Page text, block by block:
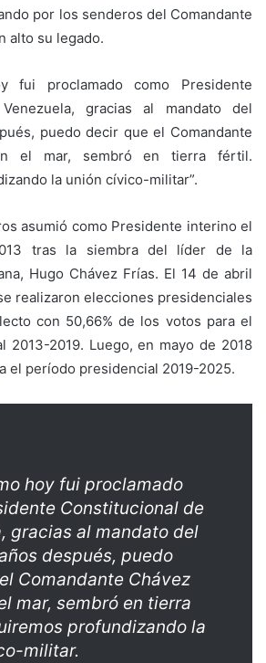
por los senderos del Comandante
alto su legado.
fui proclamado como Presidente
gracias al mandato del
puedo decir que el Comandante
el mar, sembró en tierra fértil.
la unión cívico-militar”.
asumió como Presidente interino el
tras la siembra del líder de la
Hugo Chávez Frías. El 14 de abril
realizaron elecciones presidenciales
con 50,66% de los votos para el
2013-2019. Luego, en mayo de 2018
el período presidencial 2019-2025.
hoy fui proclamado
Constitucional de
gracias al mandato del
después, puedo
Comandante Chávez
mar, sembró en tierra
profundizando la
militar.